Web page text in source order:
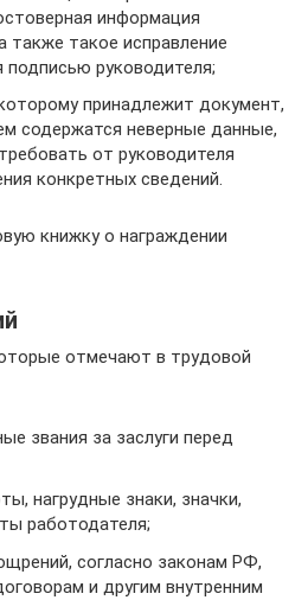
информация
также такое исправление
подписью руководителя;
принадлежит документ,
содержатся неверные данные,
от руководителя
конкретных сведений.
книжку о награждении
отмечают в трудовой
звания за заслуги перед
нагрудные знаки, значки,
работодателя;
согласно законам РФ,
и другим внутренним